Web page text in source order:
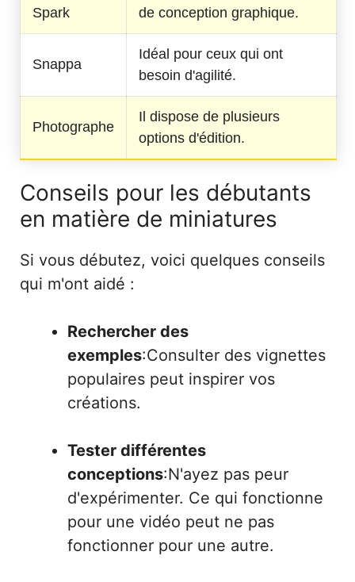
Spark
de conception graphique.
Snappa
Idéal pour ceux qui ont
besoin d'agilité.
Photographe
Il dispose de plusieurs
options d'édition.
Conseils pour les débutants
en matière de miniatures
Si vous débutez, voici quelques conseils
qui m'ont aidé :
Rechercher des
exemples:Consulter des vignettes
populaires peut inspirer vos
créations.
Tester différentes
conceptions:N'ayez pas peur
d'expérimenter. Ce qui fonctionne
pour une vidéo peut ne pas
fonctionner pour une autre.